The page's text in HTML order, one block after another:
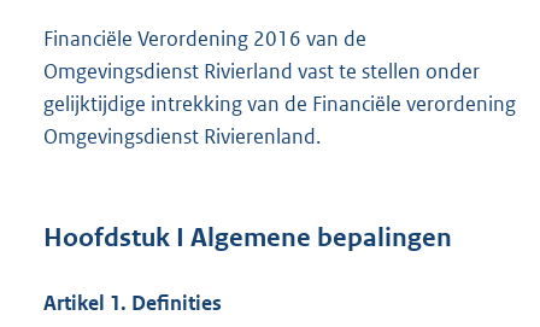
Financiële Verordening 2016 van de
Omgevingsdienst Rivierland vast te stellen onder
gelijktijdige intrekking van de Financiële verordening
Omgevingsdienst Rivierenland.
Hoofdstuk I Algemene bepalingen
Artikel 1. Definities